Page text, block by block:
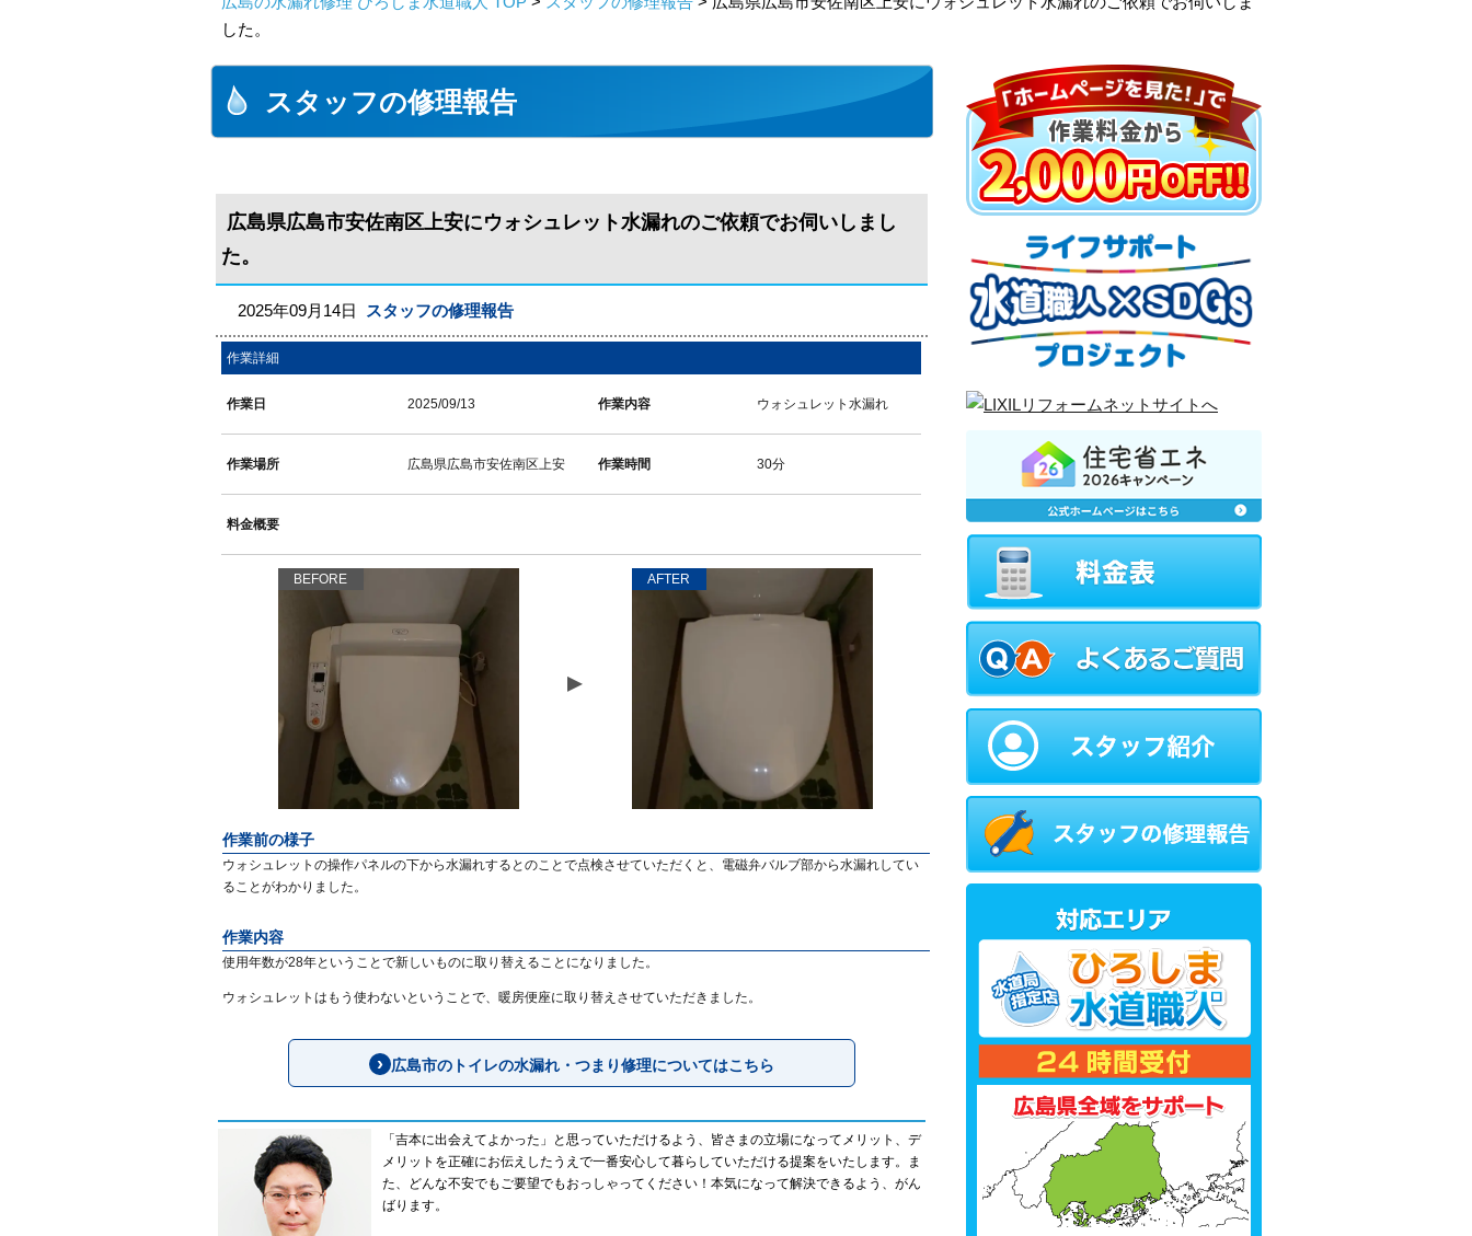
した。
スタッフの修理報告
広島県広島市安佐南区上安にウォシュレット水漏れのご依頼でお伺いしまし
た。
2025年09月14日 スタッフの修理報告
作業詳細
作業日 2025/09/13 作業内容 ウォシュレット水漏れ
作業場所 広島県広島市安佐南区上安 作業時間 30分
料金概要
BEFORE AFTER
作業前の様子
ウォシュレットの操作パネルの下から水漏れするとのことで点検させていただくと、電磁弁バルブ部から水漏れしてい
ることがわかりました。
作業内容
使用年数が28年ということで新しいものに取り替えることになりました。
ウォシュレットはもう使わないということで、暖房便座に取り替えさせていただきました。
広島市のトイレの水漏れ・つまり修理についてはこちら
「吉本に出会えてよかった」と思っていただけるよう、皆さまの立場になってメリット、デ
メリットを正確にお伝えしたうえで一番安心して暮らしていただける提案をいたします。ま
た、どんな不安でもご要望でもおっしゃってください！本気になって解決できるよう、がん
ばります。